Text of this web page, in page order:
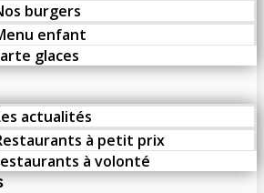
burgers
enfant
glaces
actualités
à petit prix
à volonté